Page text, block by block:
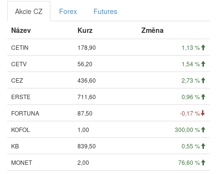
Akcie CZ Forex
Futures
Název
Kurz Změna
CETIN 178,90
1,13 %
CETV
56,20
1,54 %
CEZ
436,60
2,73 %
ERSTE
711,60
0,96 %
FORTUNA
87,50
-0,17 %
KOFOL
1,00
300,00 %
KB
839,50
0,55 %
MONET
2,00
76,60 %